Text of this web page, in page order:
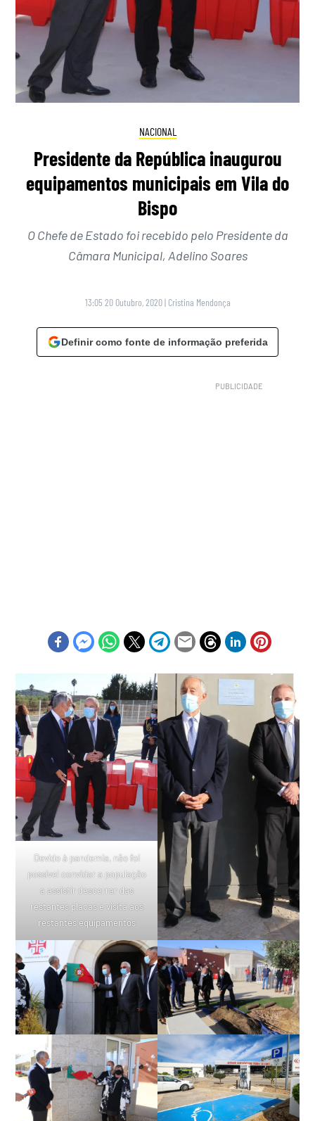
NACIONAL
Presidente da República inaugurou
equipamentos municipais em Vila do
Bispo
O Chefe de Estado foi recebido pelo Presidente da
Câmara Municipal, Adelino Soares
13:05 20 Outubro, 2020 | Cristina Mendonça
Definir como fonte de informação preferida
Devido à pandemia, não foi
possível convidar a população
a assistir descerrar das
restantes placas e visita aos
restantes equipamentos